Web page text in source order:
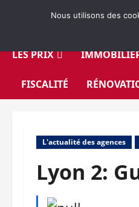
LES PRIX
FISCALITÉ
L'actualité des agences
Lyon 2:
Nous utilisons des